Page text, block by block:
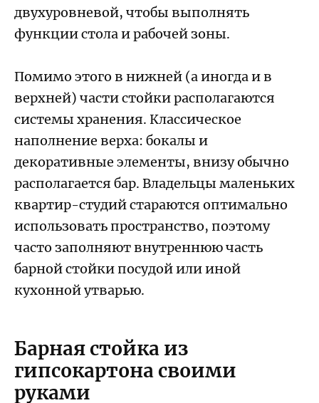
двухуровневой, чтобы выполнять
функции стола и рабочей зоны.
Помимо этого в нижней (а иногда и в
верхней) части стойки располагаются
системы хранения. Классическое
наполнение верха: бокалы и
декоративные элементы, внизу обычно
располагается бар. Владельцы маленьких
квартир-студий стараются оптимально
использовать пространство, поэтому
часто заполняют внутреннюю часть
барной стойки посудой или иной
кухонной утварью.
Барная стойка из
гипсокартона своими
руками